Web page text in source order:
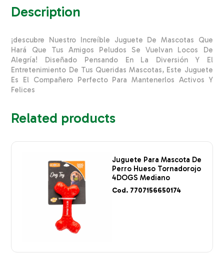
Description
¡descubre Nuestro Increíble Juguete De Mascotas Que
Hará Que Tus Amigos Peludos Se Vuelvan Locos De
Alegría! Diseñado Pensando En La Diversión Y El
Entretenimiento De Tus Queridas Mascotas, Este Juguete
Es El Compañero Perfecto Para Mantenerlos Activos Y
Felices
Related products
Juguete Para Mascota De
Perro Hueso Tornadorojo
4DOGS Mediano
Cod. 7707156650174